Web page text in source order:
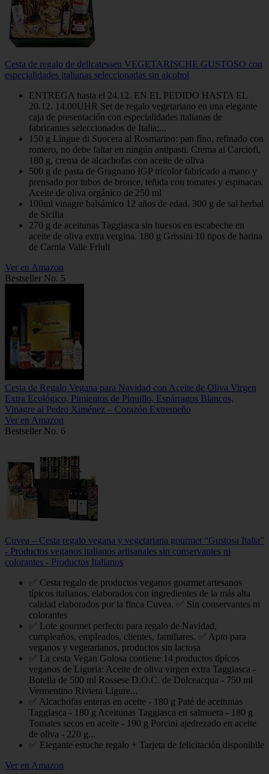
Cesta de regalo de delicatessen VEGETARISCHE GUSTOSO con
especialidades italianas seleccionadas sin alcohol
ENTREGA hasta el 24.12. EN EL PEDIDO HASTA EL
20.12. 14.00UHR Set de regalo vegetariano en una elegante
caja de presentación con especialidades italianas de
fabricantes seleccionados de Italia;...
150 g Lingue di Suocera al Rosmarino: pan fino, refinado con
romero, no debe faltar en ningún antipasti. Crema ai Carciofi,
180 g, crema de alcachofas con aceite de oliva
500 g de pasta de Gragnano IGP tricolor fabricado a mano y
prensado por tubos de bronce, teñida con tomates y espinacas.
Aceite de oliva orgánico de 250 ml
100ml vinagre balsámico 12 años de edad. 300 g de sal herbal
de Sicilia
270 g de aceitunas Taggiasca sin huesos en escabeche en
aceite de oliva extra vergina. 180 g Grissini 10 tipos de harina
de Carnia Valle Friuli
Ver en Amazon
Bestseller No. 5
Cesta de Regalo Vegana para Navidad con Aceite de Oliva Virgen
Extra Ecológico, Pimientos de Piquillo, Espárragos Blancos,
Vinagre al Pedro Ximénez – Corazón Extremeño
Ver en Amazon
Bestseller No. 6
Cuvea – Cesta regalo vegana y vegetariana gourmet “Gustosa Italia”
- Productos veganos italianos artisanales sin conservantes ni
colorantes - Productos Italianos
✅ Cesta regalo de productos veganos gourmet artesanos
típicos italianos, elaborados con ingredientes de la más alta
calidad elaborados por la finca Cuvea. ✅ Sin conservantes ni
colorantes
✅ Lote gourmet perfecto para regalo de Navidad,
cumpleaños, empleados, clientes, familiares. ✅ Apto para
veganos y vegetarianos, productos sin lactosa
✅ La cesta Vegan Golosa contiene 14 productos típicos
veganos de Liguria: Aceite de oliva virgen extra Taggiasca -
Botella de 500 ml Rossese D.O.C. de Dolceacqua - 750 ml
Vermentino Riviera Ligure...
✅ Alcachofas enteras en aceite - 180 g Paté de aceitunas
Taggiasca - 180 g Aceitunas Taggiasca en salmuera - 180 g
Tomates secos en aceite - 190 g Porcini ajedrezado en aceite
de oliva - 220 g...
✅ Elegante estuche regalo + Tarjeta de felicitación disponibile
Ver en Amazon